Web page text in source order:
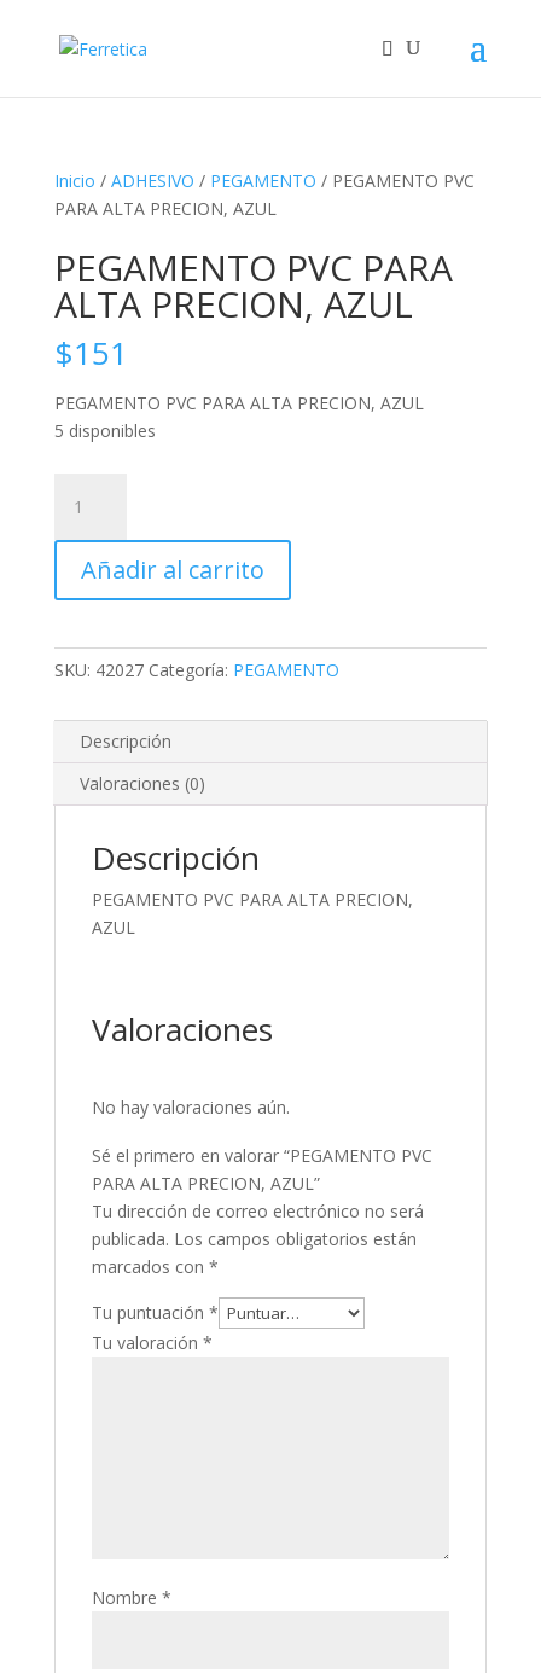
Inicio / ADHESIVO / PEGAMENTO / PEGAMENTO PVC
PARA ALTA PRECION, AZUL
PEGAMENTO PVC PARA
ALTA PRECION, AZUL
$151
PEGAMENTO PVC PARA ALTA PRECION, AZUL
5 disponibles
PVC
PARA
ALTA
PRECION,
cantidad
Añadir al carrito
SKU: 42027 Categoría: PEGAMENTO
Descripción
Valoraciones (0)
Descripción
PEGAMENTO PVC PARA ALTA PRECION,
AZUL
Valoraciones
No hay valoraciones aún.
Sé el primero en valorar “PEGAMENTO PVC
PARA ALTA PRECION, AZUL”
Tu dirección de correo electrónico no será
publicada. Los campos obligatorios están
marcados con *
Tu puntuación *
Tu valoración *
Nombre *